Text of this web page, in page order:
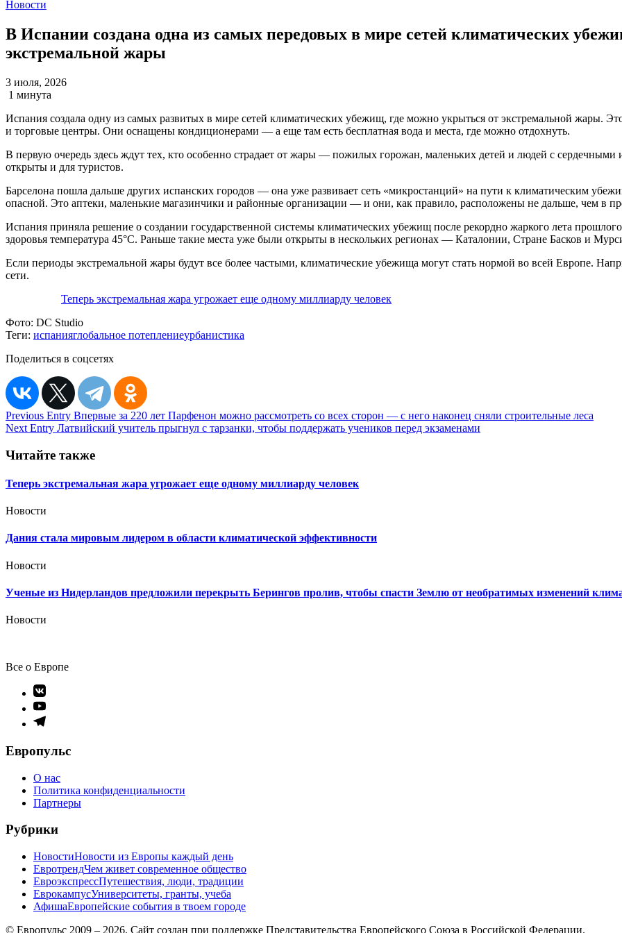
Новости
В Испании создана одна из самых передовых в мире сетей климатических
экстремальной жары
3 июля, 2026
1 минута
Испания создала одну из самых развитых в мире сетей климатических убежищ, где можно укрыться от экстремальной жары.
и торговые центры. Они оснащены кондиционерами — а еще там есть бесплатная вода и места, где можно отдохнуть.
В первую очередь здесь ждут тех, кто особенно страдает от жары — пожилых горожан, маленьких детей и людей с
открыты и для туристов.
Барселона пошла дальше других испанских городов — она уже развивает сеть «микростанций» на пути к климатическим
опасной. Это аптеки, маленькие магазинчики и районные организации — и они, как правило, расположены не дальше, чем в
Испания приняла решение о создании государственной системы климатических убежищ после рекордно жаркого лета прошлого
здоровья температура 45°C. Раньше такие места уже были открыты в нескольких регионах — Каталонии, Стране Басков и
Если периоды экстремальной жары будут все более частыми, климатические убежища могут стать нормой во всей Европе.
сети.
Теперь экстремальная жара угрожает еще одному миллиарду человек
Фото: DC Studio
Теги: испанияглобальное потеплениеурбанистика
Поделиться в соцсетях
Навигация
по
записям
Previous Entry Впервые за 220 лет Парфенон можно рассмотреть со всех сторон — с него наконец сняли строительные леса
Next Entry Латвийский учитель прыгнул с тарзанки, чтобы поддержать учеников перед экзаменами
Читайте также
Теперь экстремальная жара угрожает еще одному миллиарду человек
Новости
Дания стала мировым лидером в области климатической эффективности
Новости
Ученые из Нидерландов предложили перекрыть Берингов пролив, чтобы спасти Землю от необратимых изменений
Новости
Все о Европе
Элемент
меню
Элемент
меню
Элемент
Европульс
О нас
Политика конфиденциальности
Партнеры
Рубрики
НовостиНовости из Европы каждый день
ЕвротрендЧем живет современное общество
ЕвроэкспрессПутешествия, люди, традиции
ЕврокампусУниверситеты, гранты, учеба
АфишаЕвропейские события в твоем городе
© Европульс 2009 – 2026. Сайт создан при поддержке Представительства Европейского Союза в Российской Федерации.